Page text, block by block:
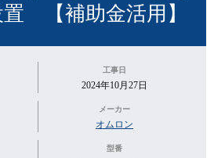
【補助金活用】
工事日
2024年10月27日
メーカー
オムロン
型番